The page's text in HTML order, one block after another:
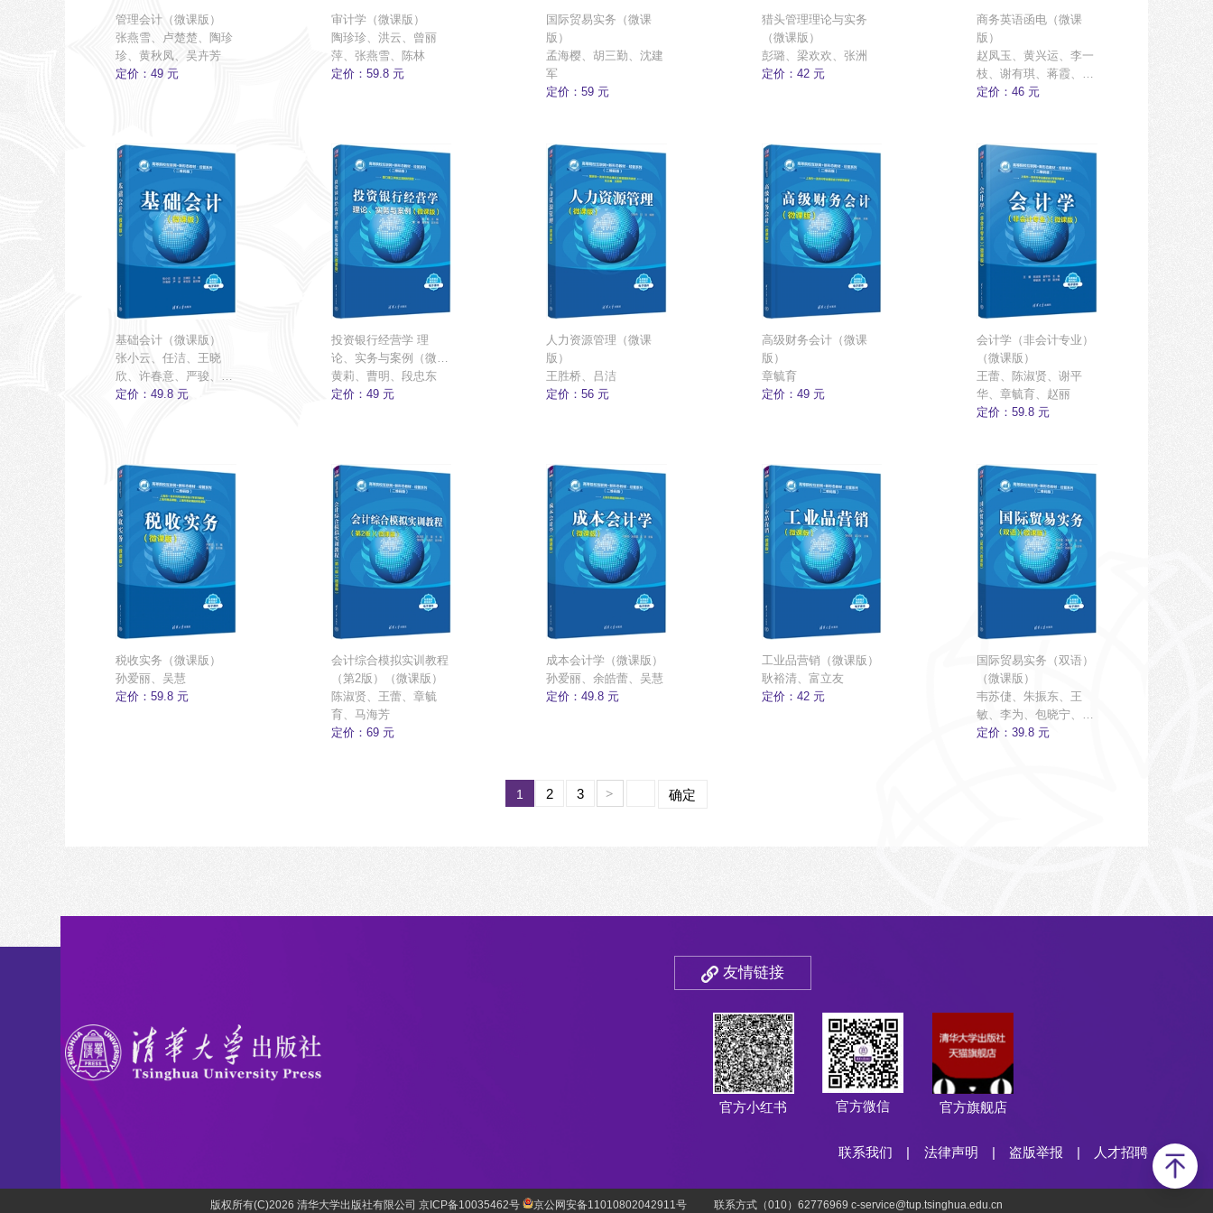
管理会计（微课版）
张燕雪、卢楚楚、陶珍
珍、黄秋凤、吴卉芳
定价：49 元
审计学（微课版）
陶珍珍、洪云、曾丽
萍、张燕雪、陈林
定价：59.8 元
国际贸易实务（微课
版）
孟海樱、胡三勤、沈建
军
定价：59 元
猎头管理理论与实务
（微课版）
彭璐、梁欢欢、张洲
定价：42 元
商务英语函电（微课
版）
赵凤玉、黄兴运、李一
枝、谢有琪、蒋霞、刘
敏、李秀进
定价：46 元
基础会计（微课版）
张小云、任洁、王晓
欣、许春意、严骏、李
双双
定价：49.8 元
投资银行经营学 理
论、实务与案例（微课
版）
黄莉、曹明、段忠东
定价：49 元
人力资源管理（微课
版）
王胜桥、吕洁
定价：56 元
高级财务会计（微课
版）
章毓育
定价：49 元
会计学（非会计专业）
（微课版）
王蕾、陈淑贤、谢平
华、章毓育、赵丽
定价：59.8 元
税收实务（微课版）
孙爱丽、吴慧
定价：59.8 元
会计综合模拟实训教程
（第2版）（微课版）
陈淑贤、王蕾、章毓
育、马海芳
定价：69 元
成本会计学（微课版）
孙爱丽、余皓蕾、吴慧
定价：49.8 元
工业品营销（微课版）
耿裕清、富立友
定价：42 元
国际贸易实务（双语）
（微课版）
韦苏倢、朱振东、王
敏、李为、包晓宁、杨
倩雯
定价：39.8 元
1 2 3 > 确定
友情链接
官方小红书 官方微信 官方旗舰店
联系我们 | 法律声明 | 盗版举报 | 人才招聘
版权所有(C)2026 清华大学出版社有限公司 京ICP备10035462号 京公网安备11010802042911号 联系方式（010）62776969 c-service@tup.tsinghua.edu.cn